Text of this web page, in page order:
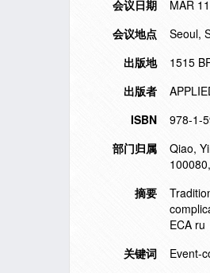
会议日期
MAR
会议地点
Seoul,
出版地
1515
出版者
ISBN
978-1-
部门归属
Qiao,
摘要
ECA ru
关键词
Event-